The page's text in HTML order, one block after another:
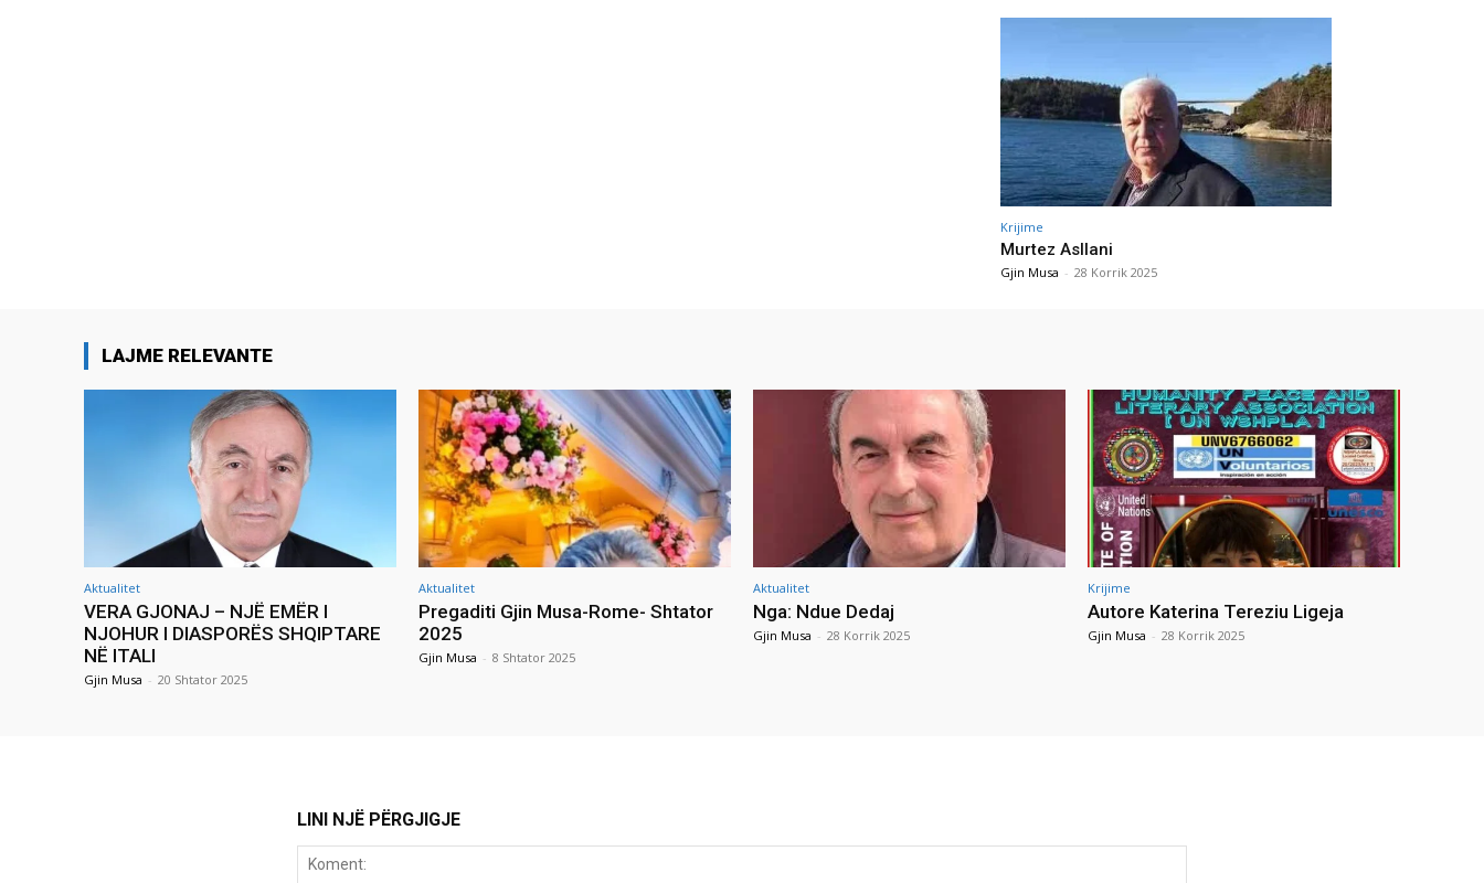
Krijime
Murtez Asllani
Gjin Musa - 28 Korrik 2025
LAJME RELEVANTE
Aktualitet
VERA GJONAJ – NJË EMËR I
NJOHUR I DIASPORËS SHQIPTARE
NË ITALI
Gjin Musa - 20 Shtator 2025
Aktualitet
Pregaditi Gjin Musa-Rome- Shtator
2025
Gjin Musa - 8 Shtator 2025
Aktualitet
Nga: Ndue Dedaj
Gjin Musa - 28 Korrik 2025
Krijime
Autore Katerina Tereziu Ligeja
Gjin Musa - 28 Korrik 2025
LINI NJË PËRGJIGJE